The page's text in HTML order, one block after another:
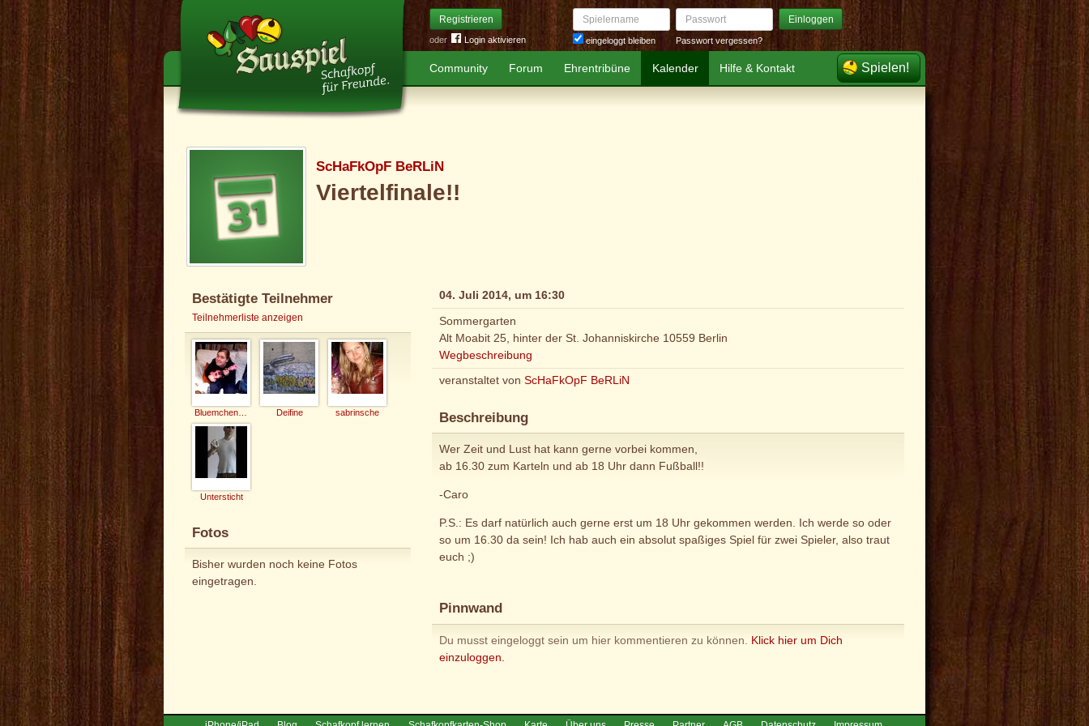
Registrieren
oder Login aktivieren
Spielername
eingeloggt bleiben
Passwort Einloggen
Passwort vergessen?
Community Forum Ehrentribüne Kalender Hilfe & Kontakt Spielen!
ScHaFkOpF BeRLiN
Viertelfinale!!
Bestätigte Teilnehmer
Teilnehmerliste anzeigen
Deifine sabrinsche
Untersticht
Fotos
Bisher wurden noch keine Fotos
eingetragen.
04. Juli 2014, um 16:30
Sommergarten
Alt Moabit 25, hinter der St. Johanniskirche 10559 Berlin
Wegbeschreibung
veranstaltet von ScHaFkOpF BeRLiN
Beschreibung
Wer Zeit und Lust hat kann gerne vorbei kommen,
ab 16.30 zum Karteln und ab 18 Uhr dann Fußball!!
-Caro
P.S.: Es darf natürlich auch gerne erst um 18 Uhr gekommen werden. Ich werde so oder
so um 16.30 da sein! Ich hab auch ein absolut spaßiges Spiel für zwei Spieler, also traut
euch ;)
Pinnwand
Du musst eingeloggt sein um hier kommentieren zu können. Klick hier um Dich
einzuloggen.